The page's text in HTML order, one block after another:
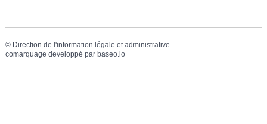
© Direction de l'information légale et administrative
comarquage developpé par baseo.io